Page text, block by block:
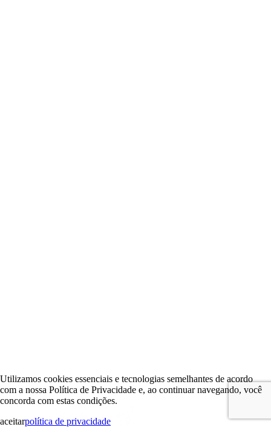
Utilizamos cookies essenciais e tecnologias semelhantes de acordo
com a nossa Política de Privacidade e, ao continuar navegando, você
concorda com estas condições.
aceitarpolítica de privacidade